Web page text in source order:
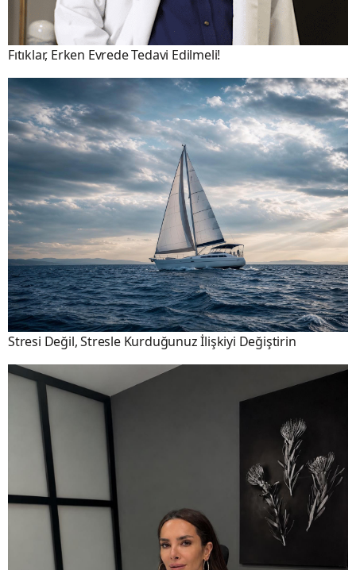
Fıtıklar, Erken Evrede Tedavi Edilmeli!
Stresi Değil, Stresle Kurduğunuz İlişkiyi Değiştirin